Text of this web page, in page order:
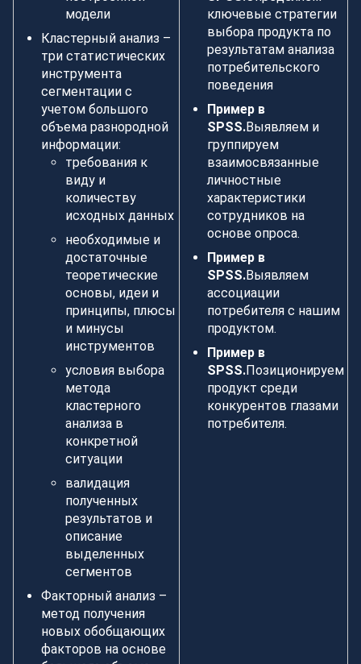
модели
Кластерный анализ –
три статистических
инструмента
сегментации с
учетом большого
объема разнородной
информации:
требования к
виду и
количеству
исходных данных
необходимые и
достаточные
теоретические
основы, идеи и
принципы, плюсы
и минусы
инструментов
условия выбора
метода
кластерного
анализа в
конкретной
ситуации
валидация
полученных
результатов и
описание
выделенных
сегментов
Факторный анализ –
метод получения
новых обобщающих
факторов на основе
ключевые стратегии
выбора продукта по
результатам анализа
потребительского
поведения
Пример в
SPSS.Выявляем и
группируем
взаимосвязанные
личностные
характеристики
сотрудников на
основе опроса.
Пример в
SPSS.Выявляем
ассоциации
потребителя с нашим
продуктом.
Пример в
SPSS.Позиционируем
продукт среди
конкурентов глазами
потребителя.